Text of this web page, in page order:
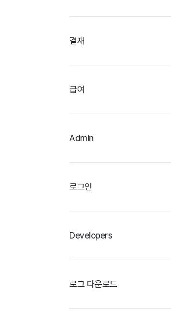
결재
급여
Admin
로그인
Developers
로그 다운로드